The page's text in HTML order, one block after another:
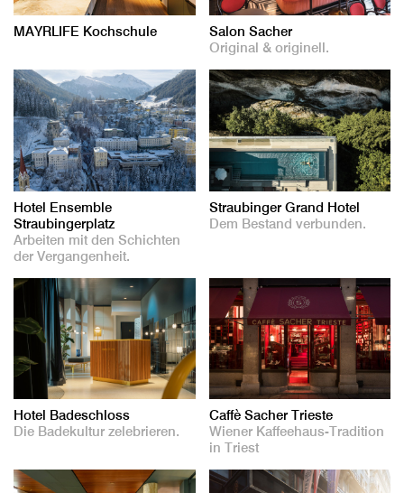
MAYRLIFE Kochschule
Salon Sacher
Original & originell.
Hotel Ensemble
Straubingerplatz
Arbeiten mit den Schichten
der Vergangenheit.
Straubinger Grand Hotel
Dem Bestand verbunden.
Hotel Badeschloss
Die Badekultur zelebrieren.
Caffè Sacher Trieste
Wiener Kaffeehaus-Tradition
in Triest